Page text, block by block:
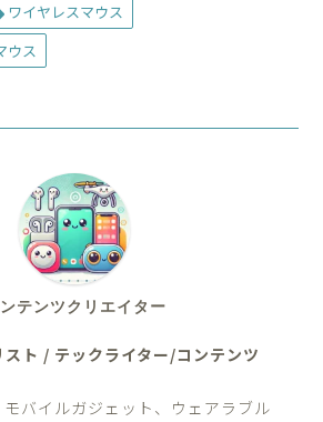
ワイヤレスマウス
ウス
テンツクリエイター
ト / テックライター/コンテンツ
バイルガジェット、ウェアラブル